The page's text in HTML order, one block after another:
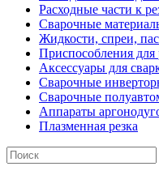
Расходные части к
Сварочные
Жидкости, спреи,
Приспособления для
Аксессуары для
Сварочные
Сварочные
Аппараты
Плазменная резка